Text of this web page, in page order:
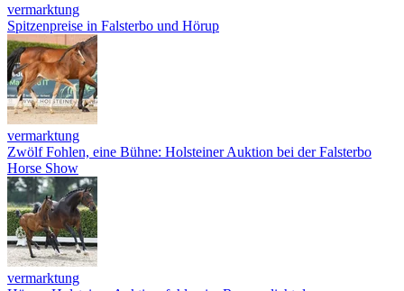
vermarktung
Spitzenpreise in Falsterbo und Hörup
vermarktung
Zwölf Fohlen, eine Bühne: Holsteiner Auktion bei der Falsterbo
Horse Show
vermarktung